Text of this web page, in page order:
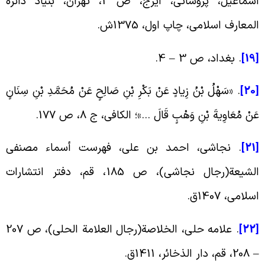
اسلامی‏، چاپ اول، 1375ش.
. بغداد، ص 3 – 4.
. «سَهْلُ بْنُ زِیادٍ عَنْ بَکْرِ بْنِ صَالِحٍ عَنْ مُحَمَّدِ بْنِ سِنَانٍ
مُعَاوِیةَ بْنِ وَهْبٍ قَالَ …»؛ الکافی، ج ‏8، ص 177.
. نجاشی، احمد بن علی، فهرست أسماء مصنفی
الشیعة(رجال نجاشی)، ص 185، قم، دفتر انتشارات
1407ق.
. علامه حلى‏، الخلاصة(رجال العلامة الحلی‏)، ص 207
1411ق.